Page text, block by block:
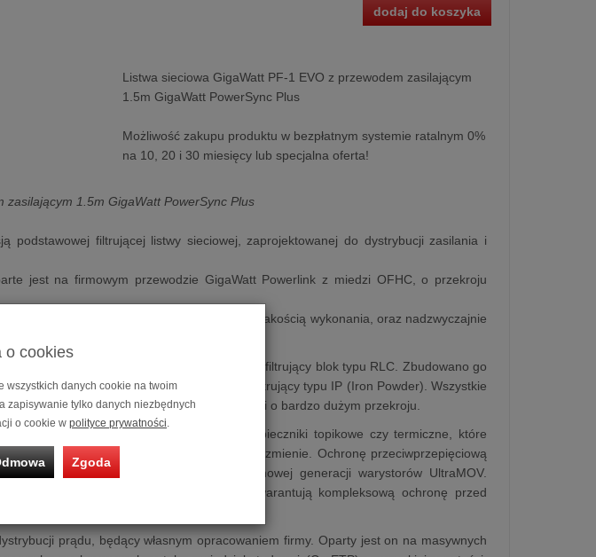
dodaj do koszyka
Listwa sieciowa GigaWatt PF-1 EVO z przewodem zasilającym
1.5m GigaWatt PowerSync Plus
Możliwość zakupu produktu w bezpłatnym systemie ratalnym 0%
na 10, 20 i 30 miesięcy lub specjalna oferta!
1.5m GigaWatt PowerSync Plus
podstawowej filtrującej listwy sieciowej, zaprojektowanej do dystrybucji zasilania i
jest na firmowym przewodzie GigaWatt Powerlink z miedzi OFHC, o przekroju
ponieważ zaskakuje solidną konstrukcją, jakością wykonania, oraz nadzwyczajnie
przystępnej cenie.
Za tłumienie zakłóceń odpowiedzialny jest filtrujący blok typu RLC. Zbudowano go
o niskiej indukcyjności oraz o rdzeń filtrujący typu IP (Iron Powder). Wszystkie
na masywnej płytce drukowanej ze ścieżkami o bardzo dużym przekroju.
zabezpieczających, takich jak bezpieczniki topikowe czy termiczne, które
obwodów wywierają negatywny wpływ na brzmienie. Ochronę przeciwprzepięciową
złożony z iskierników plazmowych oraz nowej generacji warystorów UltraMOV.
współczesną instalacją elektryczną, gwarantują kompleksową ochronę przed
prądu, będący własnym opracowaniem firmy. Oparty jest on na masywnych
o cookies
wszystkich danych cookie na twoim
zapisywanie tylko danych niezbędnych
o cookie w polityce prywatności
Zgoda